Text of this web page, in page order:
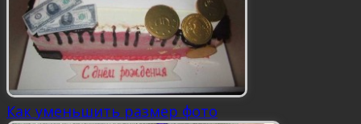
Как уменьшить размер фото